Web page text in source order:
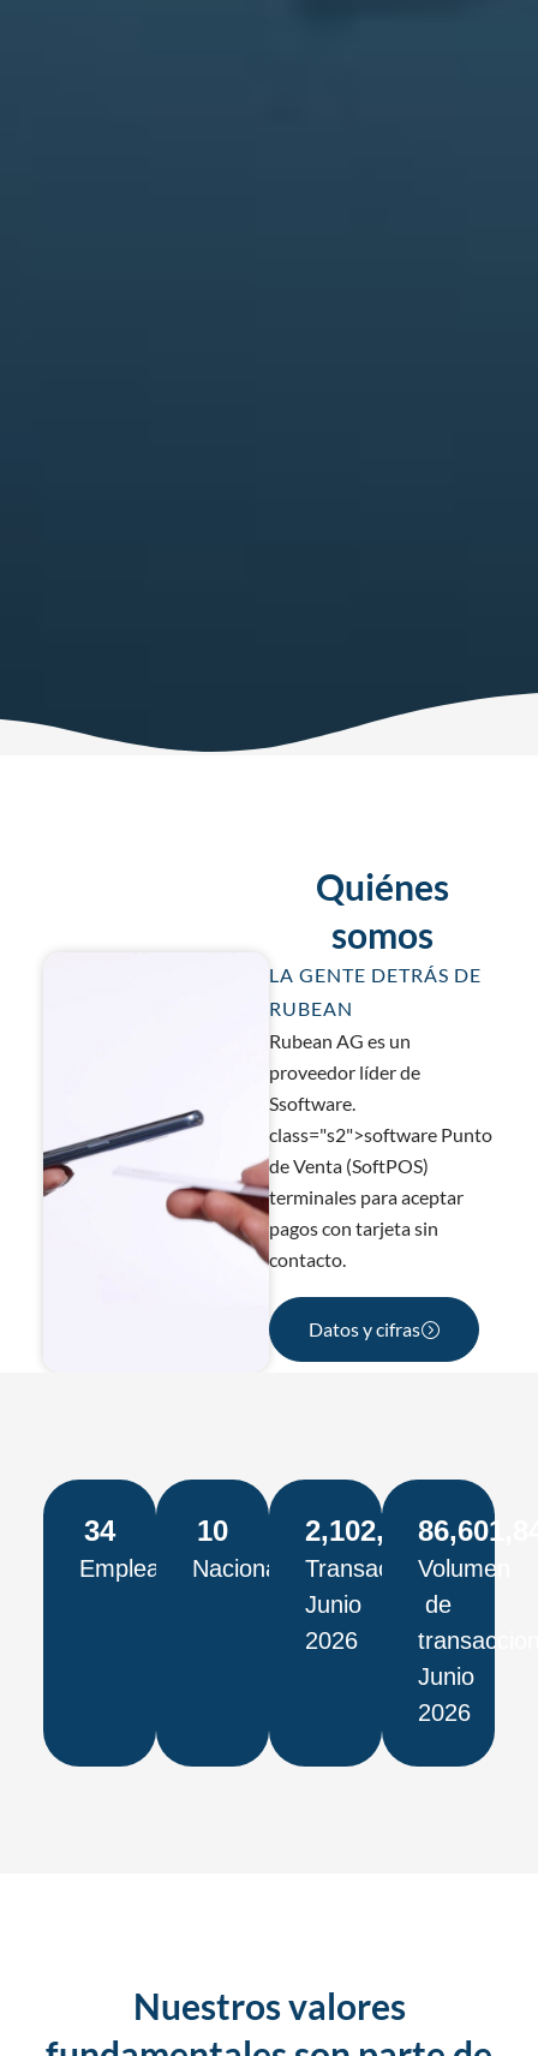
Quiénes
somos
LA GENTE DETRÁS DE
RUBEAN
Rubean AG es un
proveedor líder de
Ssoftware
class="s2">software Punto
de Venta (SoftPOS)
terminales para aceptar
pagos con tarjeta sin
contacto.
Datos y cifras
34
Empleados
10
Nacionalidades
2,102,916
Transacciones
Junio
2026
Volumen
de
Junio
2026
Nuestros valores